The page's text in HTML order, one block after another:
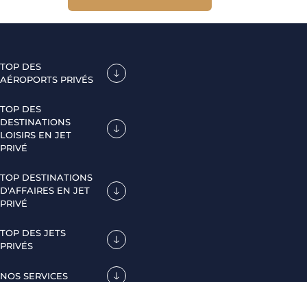
TOP DES
AÉROPORTS PRIVÉS
TOP DES
DESTINATIONS
LOISIRS EN JET
PRIVÉ
TOP DESTINATIONS
D'AFFAIRES EN JET
PRIVÉ
TOP DES JETS
PRIVÉS
NOS SERVICES